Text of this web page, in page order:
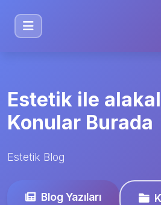
Estetik ile
Konular Burada
Estetik Blog
Blog Yazıları